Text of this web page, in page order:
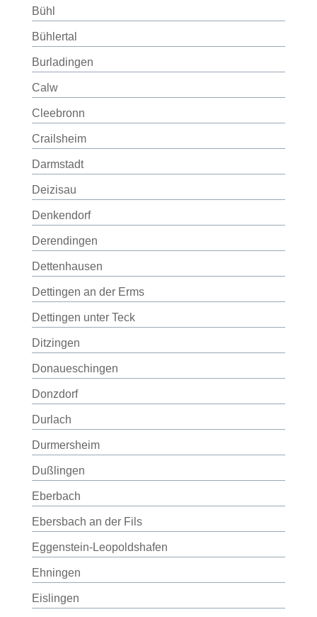
Bühl
Bühlertal
Burladingen
Calw
Cleebronn
Crailsheim
Darmstadt
Deizisau
Denkendorf
Derendingen
Dettenhausen
Dettingen an der Erms
Dettingen unter Teck
Ditzingen
Donaueschingen
Donzdorf
Durlach
Durmersheim
Dußlingen
Eberbach
Ebersbach an der Fils
Eggenstein-Leopoldshafen
Ehningen
Eislingen